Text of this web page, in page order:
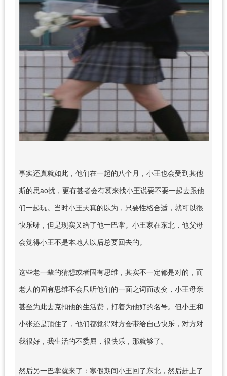
事实还真就如此，他们在一起的八个月，小王也会受到其他
斯的思ao扰，更有甚者会有慕来找小王说要不要一起去跟他
们一起玩。当时小王天真的以为，只要性格合适，就可以很
快乐呀，但是现实又给了他一巴掌。小王家在东北，他父母
会觉得小王不是本地人以后总要回去的。
这些老一辈的猜想或者固有思维，其实不一定都是对的，而
老人的固有思维不会只听他们的一面之词而改变，小王母亲
甚至为此去克扣他的生活费，打着为他好的名号。但小王和
小张还是顶住了，他们都觉得对方会带给自己快乐，对方对
我很好，我生活的不委屈，很快乐，那就够了。
然后另一巴掌就来了：寒假期间小王回了东北，然后赶上了